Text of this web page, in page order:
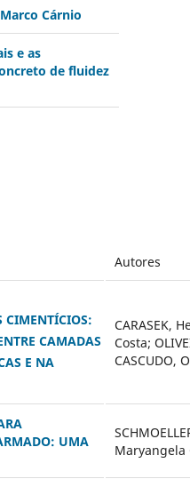
Cárnio
e as
de fluidez
Autores
CIMENTÍCIOS:
CAMADAS
E NA
CARASEK,
Costa;
CASCUDO,
UMA
Maryangela